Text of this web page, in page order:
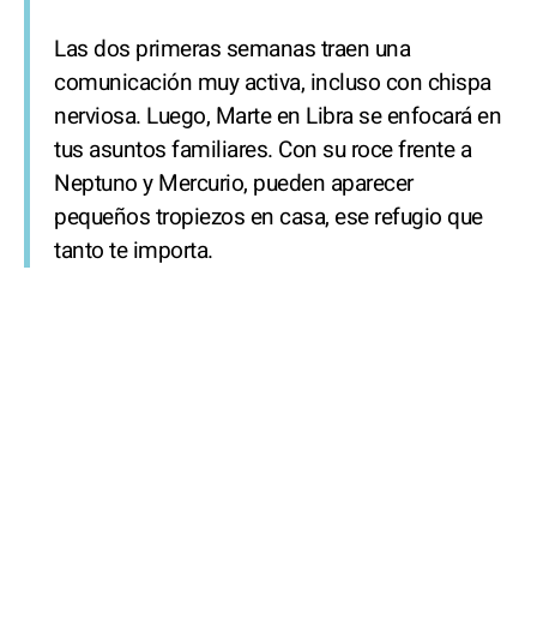
Las dos primeras semanas traen una
comunicación muy activa, incluso con chispa
nerviosa. Luego, Marte en Libra se enfocará en
tus asuntos familiares. Con su roce frente a
Neptuno y Mercurio, pueden aparecer
pequeños tropiezos en casa, ese refugio que
tanto te importa.